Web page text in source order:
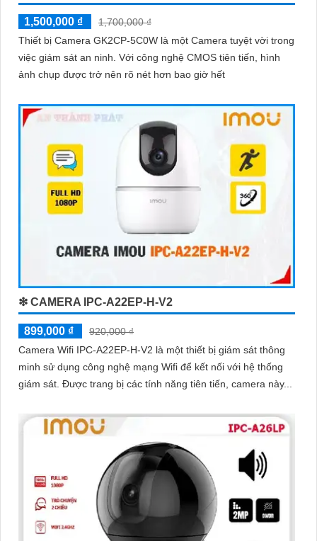
1,500,000 ₫
1,700,000 ₫
Thiết bị Camera GK2CP-5C0W là một Camera tuyệt vời trong
việc giám sát an ninh. Với công nghệ CMOS tiên tiến, hình
ảnh chụp được trở nên rõ nét hơn bao giờ hết
❇ CAMERA IPC-A22EP-H-V2
899,000 ₫
920,000 ₫
Camera Wifi IPC-A22EP-H-V2 là một thiết bị giám sát thông
minh sử dụng công nghệ mạng Wifi để kết nối với hệ thống
giám sát. Được trang bị các tính năng tiên tiến, camera này...